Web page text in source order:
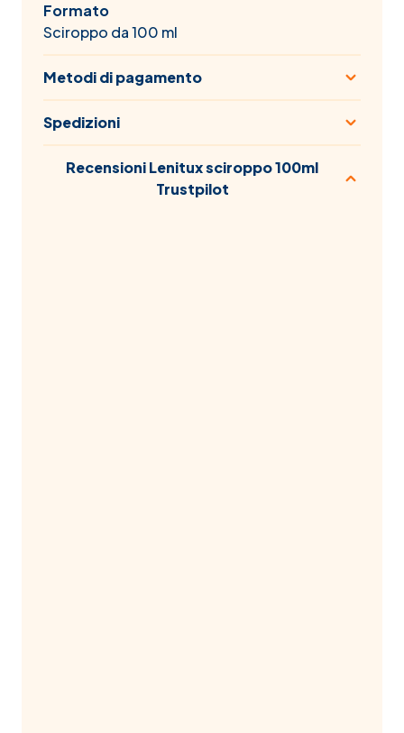
Formato
Sciroppo da 100 ml
Metodi di pagamento
Spedizioni
Recensioni Lenitux sciroppo 100ml
Trustpilot